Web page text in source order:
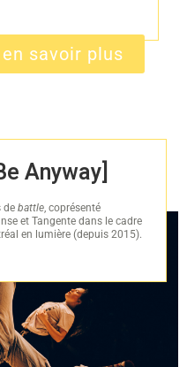
en savoir plus
Anyway]
de battle, coprésenté
et Tangente dans le cadre
en lumière (depuis 2015).